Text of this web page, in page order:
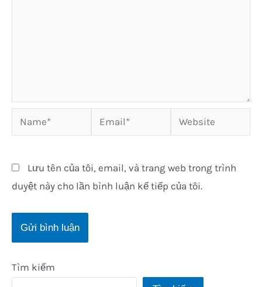
Tìm kiếm
Name* Email* Website
Lưu tên của tôi, email, và trang web trong trình
duyệt này cho lần bình luận kế tiếp của tôi.